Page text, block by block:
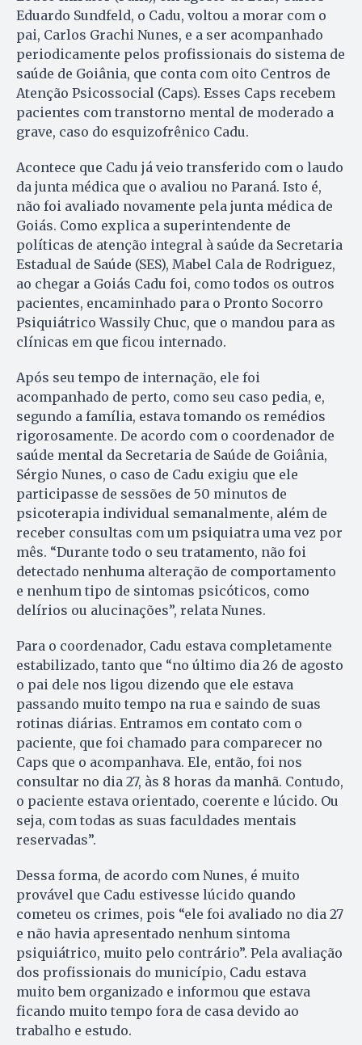
Eduardo Sundfeld, o Cadu, voltou a morar com o
pai, Carlos Grachi Nunes, e a ser acompanhado
periodicamente pelos profissionais do sistema de
saúde de Goiânia, que conta com oito Centros de
Atenção Psicossocial (Caps). Esses Caps recebem
pacientes com transtorno mental de moderado a
grave, caso do esquizofrênico Cadu.
Acontece que Cadu já veio transferido com o laudo
da junta médica que o avaliou no Paraná. Isto é,
não foi avaliado novamente pela junta médica de
Goiás. Como explica a superintendente de
políticas de atenção integral à saúde da Secretaria
Estadual de Saúde (SES), Mabel Cala de Rodriguez,
ao chegar a Goiás Cadu foi, como todos os outros
pacientes, encaminhado para o Pronto Socorro
Psiquiátrico Wassily Chuc, que o mandou para as
clínicas em que ficou internado.
Após seu tempo de internação, ele foi
acompanhado de perto, como seu caso pedia, e,
segundo a família, estava tomando os remédios
rigorosamente. De acordo com o coordenador de
saúde mental da Secretaria de Saúde de Goiânia,
Sérgio Nunes, o caso de Cadu exigiu que ele
participasse de sessões de 50 minutos de
psicoterapia individual semanalmente, além de
receber consultas com um psiquiatra uma vez por
mês. “Durante todo o seu tratamento, não foi
detectado nenhuma alteração de comportamento
e nenhum tipo de sintomas psicóticos, como
delírios ou alucinações”, relata Nunes.
Para o coordenador, Cadu estava completamente
estabilizado, tanto que “no último dia 26 de agosto
o pai dele nos ligou dizendo que ele estava
passando muito tempo na rua e saindo de suas
rotinas diárias. Entramos em contato com o
paciente, que foi chamado para comparecer no
Caps que o acompanhava. Ele, então, foi nos
consultar no dia 27, às 8 horas da manhã. Contudo,
o paciente estava orientado, coerente e lúcido. Ou
seja, com todas as suas faculdades mentais
reservadas”.
Dessa forma, de acordo com Nunes, é muito
provável que Cadu estivesse lúcido quando
cometeu os crimes, pois “ele foi avaliado no dia 27
e não havia apresentado nenhum sintoma
psiquiátrico, muito pelo contrário”. Pela avaliação
dos profissionais do município, Cadu estava
muito bem organizado e informou que estava
ficando muito tempo fora de casa devido ao
trabalho e estudo.